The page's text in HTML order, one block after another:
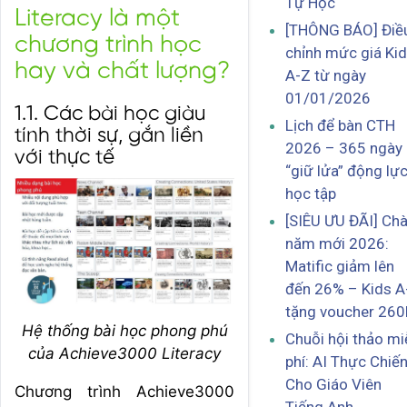
Literacy là một
chương trình học
hay và chất lượng?
1.1. Các bài học giàu
tính thời sự, gắn liền
với thực tế
Hệ thống bài học phong phú
của Achieve3000 Literacy
Chương trình Achieve3000
[THÔNG BÁO]
chỉnh mức giá
A-Z từ ngày
01/01/2026
Lịch để bàn CTH
2026 – 365 ngày
“giữ lửa” động lực
học tập
[SIÊU ƯU ĐÃI]
năm mới 2026:
Matific giảm lên
đến 26% – Kids
tặng voucher
Chuỗi hội thảo
phí: AI Thực Chiến
Cho Giáo Viên